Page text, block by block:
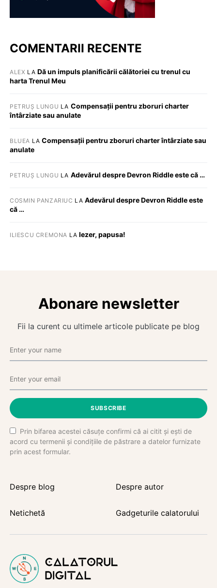
COMENTARII RECENTE
ALEX LA Dă un impuls planificării călătoriei cu trenul cu
harta Trenul Meu
PETRUȘ LUNGU LA Compensații pentru zboruri charter
întârziate sau anulate
BLUEA LACompensații pentru zboruri charter întârziate sau
anulate
PETRUȘ LUNGU LA Adevărul despre Devron Riddle este că …
COSMIN PANZARIUC LA Adevărul despre Devron Riddle este
că …
ILIESCU CREMONA LA Iezer, papusa!
Abonare newsletter
Fii la curent cu ultimele articole publicate pe blog
SUBSCRIBE
Prin bifarea acestei căsuțe confirmi că ai citit și ești de
acord cu termenii și condițiile de păstrare a datelor furnizate
prin acest formular.
Despre blog Despre autor
Netichetă Gadgeturile calatorului